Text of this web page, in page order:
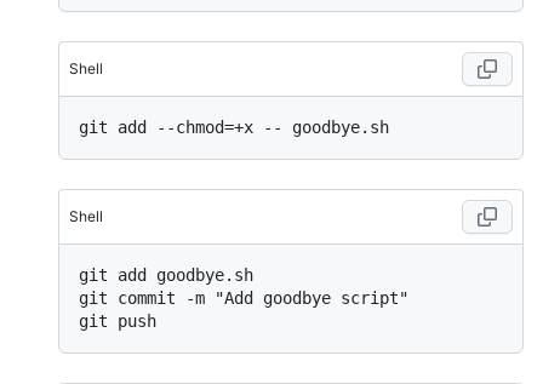
Shell
Shell
git add goodbye.sh
git commit -m "Add goodbye script"